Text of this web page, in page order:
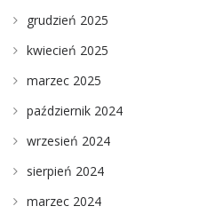
grudzień 2025
kwiecień 2025
marzec 2025
październik 2024
wrzesień 2024
sierpień 2024
marzec 2024